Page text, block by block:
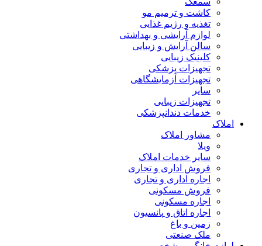
کاشت و ترمیم مو
تغذیه و رژیم غذایی
لوازم آرایشی و بهداشتی
سالن آرایش و زیبایی
کلینیک زیبایی
تجهیزات پزشکی
تجهیزات آزمایشگاهی
سایر
تجهیزات زیبایی
خدمات دندانپزشکی
املاک
مشاور املاک
ویلا
سایر خدمات املاک
فروش اداری و تجاری
اجاره اداری و تجاری
فروش مسکونی
اجاره مسکونی
اجاره اتاق و پانسیون
زمین و باغ
ملک صنعتی